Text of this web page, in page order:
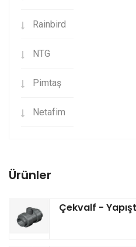
Rainbird
NTG
Pimtaş
Netafim
Ürünler
Çekvalf -